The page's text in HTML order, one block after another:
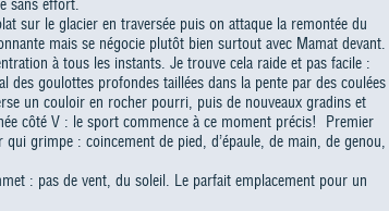
sans effort.
sur le glacier en traversée puis on attaque la remontée du
mais se négocie plutôt bien surtout avec Mamat devant.
à tous les instants. Je trouve cela raide et pas facile :
des goulottes profondes taillées dans la pente par des coulées
un couloir en rocher pourri, puis de nouveaux gradins et
côté V : le sport commence à ce moment précis! Premier
grimpe : coincement de pied, d’épaule, de main, de genou,
: pas de vent, du soleil. Le parfait emplacement pour un